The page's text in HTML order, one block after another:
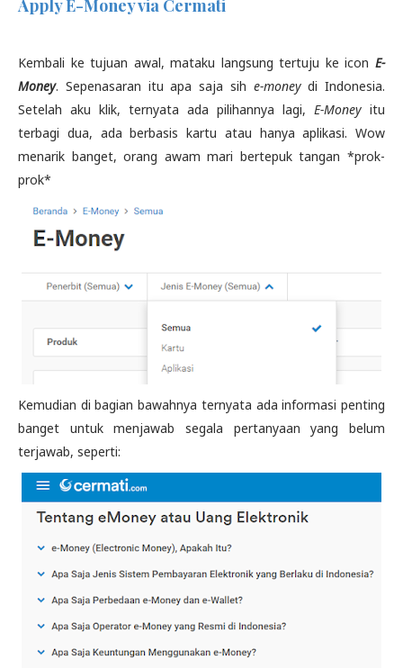
Apply E-Money via Cermati
Kembali ke tujuan awal, mataku langsung tertuju ke icon E-
Money. Sepenasaran itu apa saja sih e-moneydi Indonesia.
Setelah aku klik, ternyata ada pilihannya lagi, E-Money itu
terbagi dua, ada berbasis kartu atau hanya aplikasi. Wow
menarik banget, orang awam mari bertepuk tangan *prok-
prok*
Kemudian di bagian bawahnya ternyata ada informasi penting
banget untuk menjawab segala pertanyaan yang belum
terjawab, seperti: